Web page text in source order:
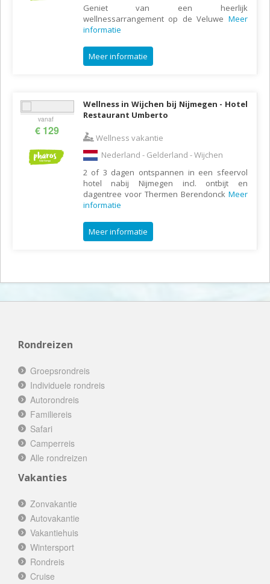
Geniet van een heerlijk
wellnessarrangement op de Veluwe Meer
informatie
Meer informatie
vanaf
€ 129
Wellness in Wijchen bij Nijmegen - Hotel
Restaurant Umberto
Wellness vakantie
Nederland - Gelderland - Wijchen
2 of 3 dagen ontspannen in een sfeervol
hotel nabij Nijmegen incl. ontbijt en
dagentree voor Thermen Berendonck Meer
informatie
Meer informatie
Rondreizen
Groepsrondreis
Individuele rondreis
Autorondreis
Familiereis
Safari
Camperreis
Alle rondreizen
Vakanties
Zonvakantie
Autovakantie
Vakantiehuis
Wintersport
Rondreis
Cruise